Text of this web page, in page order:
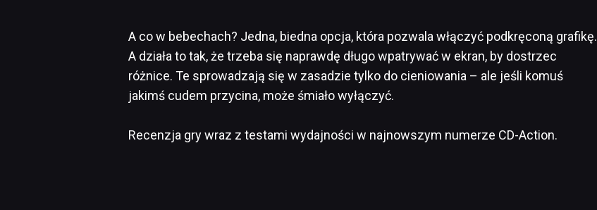
A co w bebechach? Jedna, biedna opcja, która pozwala włączyć podkręconą grafikę.
A działa to tak, że trzeba się naprawdę długo wpatrywać w ekran, by dostrzec
różnice. Te sprowadzają się w zasadzie tylko do cieniowania – ale jeśli komuś
jakimś cudem przycina, może śmiało wyłączyć.
Recenzja gry wraz z testami wydajności w najnowszym numerze CD-Action.